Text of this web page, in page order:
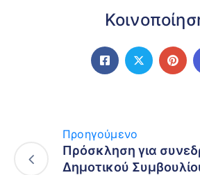
Προηγούμενο
Πρόσκληση για
Δημοτικού